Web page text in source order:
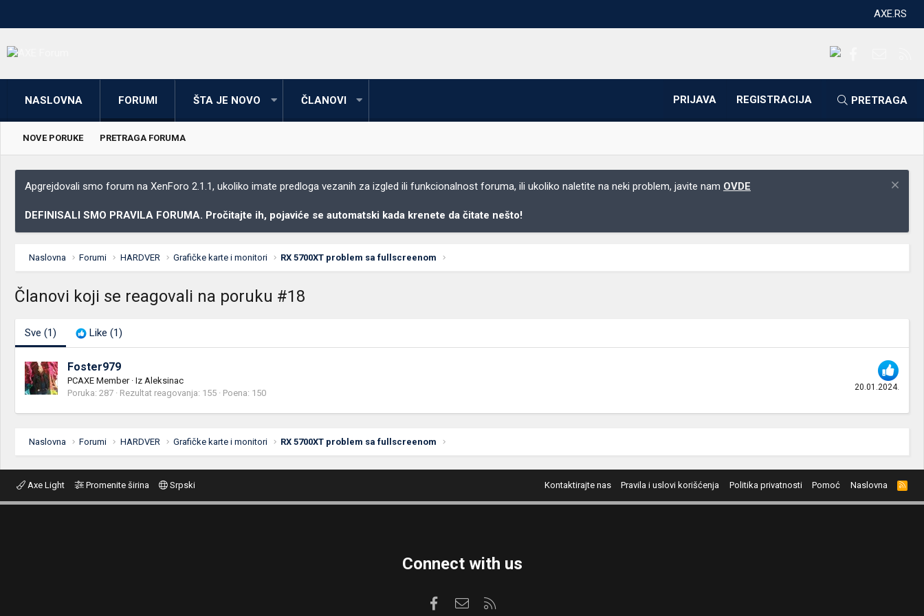
AXE.RS
NASLOVNA FORUMI ŠTA JE NOVO ČLANOVI PRIJAVA REGISTRACIJA PRETRAGA
NOVE PORUKE PRETRAGA FORUMA
Apgrejdovali smo forum na XenForo 2.1.1, ukoliko imate predloga vezanih za izgled ili funkcionalnost foruma, ili ukoliko naletite na neki problem, javite nam OVDE
DEFINISALI SMO PRAVILA FORUMA. Pročitajte ih, pojaviće se automatski kada krenete da čitate nešto!
Naslovna Forumi HARDVER Grafičke karte i monitori RX 5700XT problem sa fullscreenom
Članovi koji se reagovali na poruku #18
Sve (1) Like (1)
20.01.2024.
Foster979
PCAXE Member · Iz Aleksinac
Poruka 287 Rezultat reagovanja 155 Poena 150
Naslovna Forumi HARDVER Grafičke karte i monitori RX 5700XT problem sa fullscreenom
Axe Light Promenite širina Srpski Kontaktirajte nas Pravila i uslovi korišćenja Politika privatnosti Pomoć Naslovna
R
S
S
Connect with us
FacebookKontaktirajte nas